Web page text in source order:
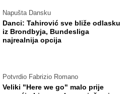
Napušta Dansku
Danci: Tahirović sve bliže odlasku
iz Brondbyja, Bundesliga
najrealnija opcija
Potvrdio Fabrizio Romano
Veliki "Here we go" malo prije